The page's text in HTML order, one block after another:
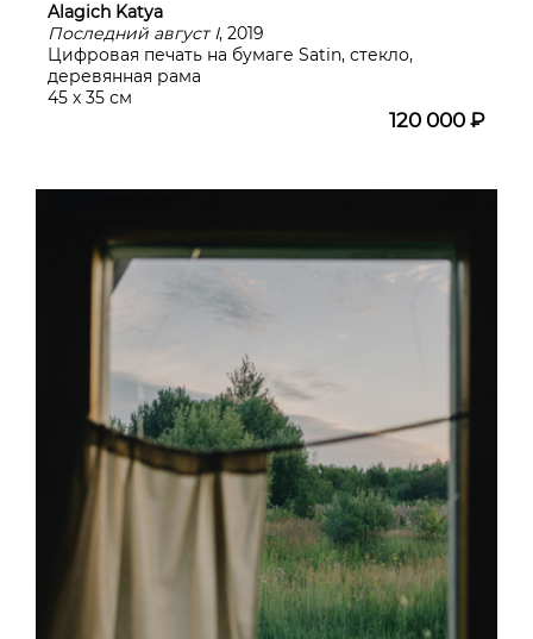
Alagich Katya
Последний август I, 2019
Цифровая печать на бумаге Satin, стекло,
деревянная рама
45 х 35 см
120 000 ₽